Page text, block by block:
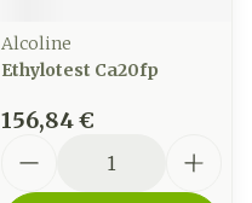
Alcoline
Ethylotest Ca20fp
156,84 €